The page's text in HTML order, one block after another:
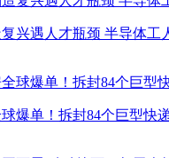
兴遇人才瓶颈 半导体工
爆单！拆封84个巨型快